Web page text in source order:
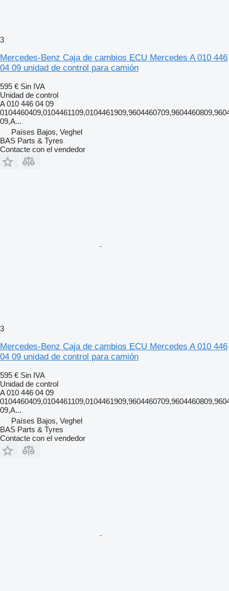
3
Mercedes-Benz Caja de cambios ECU Mercedes A 010 446
04 09 unidad de control para camión
595 € Sin IVA
Unidad de control
A 010 446 04 09
09,A...
Países Bajos, Veghel
BAS Parts & Tyres
Contacte con el vendedor
3
Mercedes-Benz Caja de cambios ECU Mercedes A 010 446
04 09 unidad de control para camión
595 € Sin IVA
Unidad de control
A 010 446 04 09
09,A...
Países Bajos, Veghel
BAS Parts & Tyres
Contacte con el vendedor